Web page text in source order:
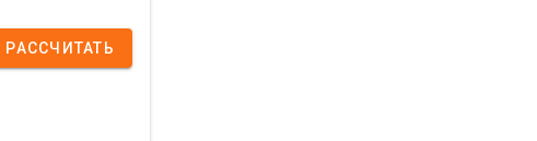
РАССЧИТАТЬ